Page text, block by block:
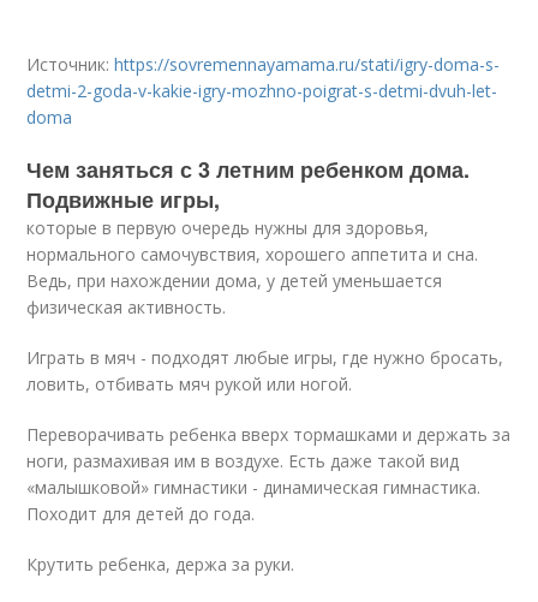
Источник:https://sovremennayamama.ru/stati/igry-doma-s-
detmi-2-goda-v-kakie-igry-mozhno-poigrat-s-detmi-dvuh-let-
doma
Чем заняться с 3 летним ребенком дома.
Подвижные игры,
которые в первую очередь нужны для здоровья,
нормального самочувствия, хорошего аппетита и сна.
Ведь, при нахождении дома, у детей уменьшается
физическая активность.
Играть в мяч - подходят любые игры, где нужно бросать,
ловить, отбивать мяч рукой или ногой.
Переворачивать ребенка вверх тормашками и держать за
ноги, размахивая им в воздухе. Есть даже такой вид
«малышковой» гимнастики - динамическая гимнастика.
Походит для детей до года.
Крутить ребенка, держа за руки.